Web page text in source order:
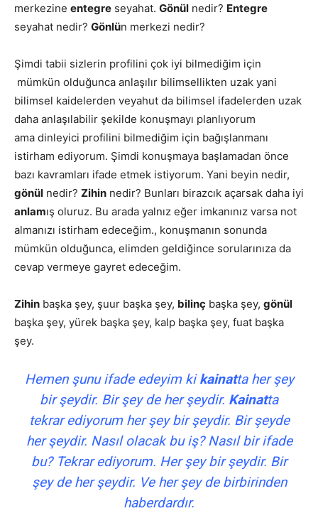
merkezine entegre seyahat. Gönül nedir? Entegre
seyahat nedir? Gönlün merkezi nedir?
Şimdi tabii sizlerin profilini çok iyi bilmediğim için
mümkün olduğunca anlaşılır bilimsellikten uzak yani
bilimsel kaidelerden veyahut da bilimsel ifadelerden uzak
daha anlaşılabilir şekilde konuşmayı planlıyorum
ama dinleyici profilini bilmediğim için bağışlanmanı
istirham ediyorum. Şimdi konuşmaya başlamadan önce
bazı kavramları ifade etmek istiyorum. Yani beyin nedir,
gönül nedir? Zihin nedir? Bunları birazcık açarsak daha iyi
anlamış oluruz. Bu arada yalnız eğer imkanınız varsa not
almanızı istirham edeceğim., konuşmanın sonunda
mümkün olduğunca, elimden geldiğince sorularınıza da
cevap vermeye gayret edeceğim.
Zihin başka şey, şuur başka şey, bilinç başka şey, gönül
başka şey, yürek başka şey, kalp başka şey, fuat başka
şey.
Hemen şunu ifade edeyim kikainatta her şey
bir şeydir. Bir şey de her şeydir. Kainatta
tekrar ediyorum her şey bir şeydir. Bir şeyde
her şeydir. Nasıl olacak bu iş? Nasıl bir ifade
bu? Tekrar ediyorum. Her şey bir şeydir. Bir
şey de her şeydir. Ve her şey de birbirinden
haberdardır.